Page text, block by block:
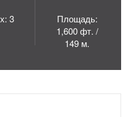
3
Площадь:
1,600 фт. /
149 м.